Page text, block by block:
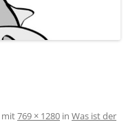
mit769 × 1280 in Was ist der